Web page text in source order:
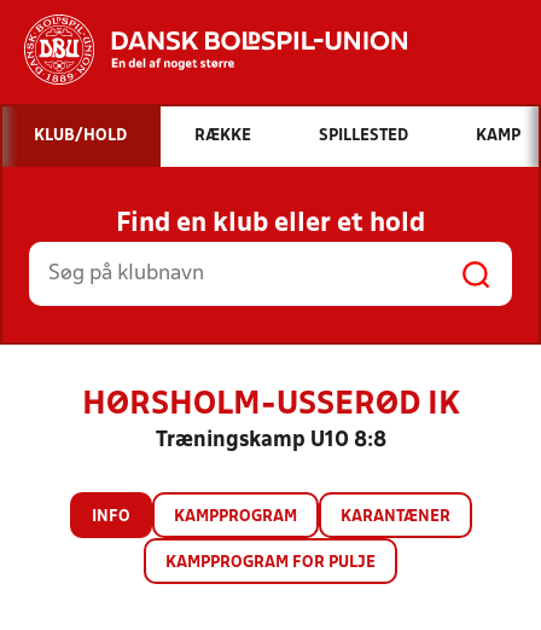
Hvad vil du søge efter?
INDHOLD OG NYHEDER
STILLINGER, RESULTATER, KLUBBER OG
HOLD
KLUB/HOLD RÆKKE SPILLESTED KAMP
Find en klub eller et hold
HØRSHOLM-USSERØD IK
Træningskamp U10 8:8
INFO KAMPPROGRAM KARANTÆNER
KAMPPROGRAM FOR PULJE